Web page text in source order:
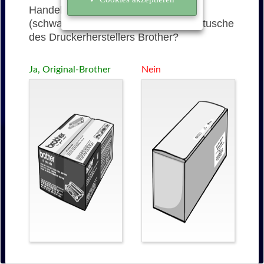
Handelt es sich bei der TN-325BK
(schwarz) um eine originale Tonerkartusche
des Druckerherstellers Brother?
Ja, Original-Brother Nein